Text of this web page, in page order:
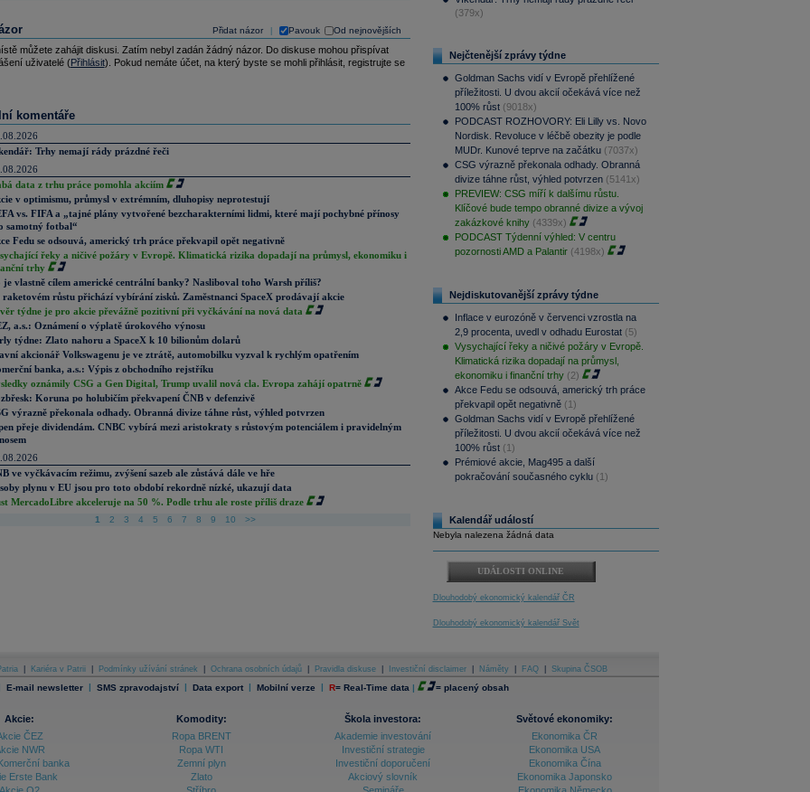
Přidat názor Pavouk Od nejnovějších
můžete zahájit diskusi. Zatím nebyl zadán žádný názor. Do diskuse mohou přispívat
uživatelé (Přihlásit). Pokud nemáte účet, na který byste se mohli přihlásit, registrujte se
komentáře
Trhy nemají rády prázdné řeči
data z trhu práce pomohla akciím
v optimismu, průmysl v extrémním, dluhopisy neprotestují
vs. FIFA a „tajné plány vytvořené bezcharakterními lidmi, které mají pochybné přínosy
samotný fotbal“
Fedu se odsouvá, americký trh práce překvapil opět negativně
řeky a ničivé požáry v Evropě. Klimatická rizika dopadají na průmysl, ekonomiku i
trhy
je vlastně cílem americké centrální banky? Nasliboval toho Warsh příliš?
raketovém růstu přichází vybírání zisků. Zaměstnanci SpaceX prodávají akcie
týdne je pro akcie převážně pozitivní při vyčkávání na nová data
a.s.: Oznámení o výplatě úrokového výnosu
týdne: Zlato nahoru a SpaceX k 10 bilionům dolarů
akcionář Volkswagenu je ve ztrátě, automobilku vyzval k rychlým opatřením
banka, a.s.: Výpis z obchodního rejstříku
oznámily CSG a Gen Digital, Trump uvalil nová cla. Evropa zahájí opatrně
Koruna po holubičím překvapení ČNB v defenzivě
výrazně překonala odhady. Obranná divize táhne růst, výhled potvrzen
přeje dividendám. CNBC vybírá mezi aristokraty s růstovým potenciálem i pravidelným
ve vyčkávacím režimu, zvýšení sazeb ale zůstává dále ve hře
plynu v EU jsou pro toto období rekordně nízké, ukazují data
MercadoLibre akceleruje na 50 %. Podle trhu ale roste příliš draze
1 2 3 4 5 6 7 8 9 10 >>
(379x)
Nejčtenější zprávy týdne
Goldman Sachs vidí v Evropě přehlížené
příležitosti. U dvou akcií očekává více než
100% růst (9018x)
PODCAST ROZHOVORY: Eli Lilly vs. Novo
Nordisk. Revoluce v léčbě obezity je podle
MUDr. Kunové teprve na začátku (7037x)
CSG výrazně překonala odhady. Obranná
divize táhne růst, výhled potvrzen (5141x)
PREVIEW: CSG míří k dalšímu růstu.
Klíčové bude tempo obranné divize a vývoj
zakázkové knihy (4339x)
PODCAST Týdenní výhled: V centru
pozornosti AMD a Palantir (4198x)
Nejdiskutovanější zprávy týdne
Inflace v eurozóně v červenci vzrostla na
2,9 procenta, uvedl v odhadu Eurostat (5)
Vysychající řeky a ničivé požáry v Evropě.
Klimatická rizika dopadají na průmysl,
ekonomiku i finanční trhy (2)
Akce Fedu se odsouvá, americký trh práce
překvapil opět negativně (1)
Goldman Sachs vidí v Evropě přehlížené
příležitosti. U dvou akcií očekává více než
100% růst (1)
Prémiové akcie, Mag495 a další
pokračování současného cyklu (1)
Kalendář událostí
Nebyla nalezena žádná data
UDÁLOSTI ONLINE
Dlouhodobý ekonomický kalendář ČR
Dlouhodobý ekonomický kalendář Svět
Kariéra v Patrii Podmínky užívání stránek Ochrana osobních údajů Pravidla diskuse Investiční disclaimer Náměty FAQ Skupina ČSOB
E-mail newsletter | SMS zpravodajství | Data export | Mobilní verze | R= Real-Time data | = placený obsah
Akcie:
ČEZ
NWR
banka
Erste Bank
Komodity:
Ropa BRENT
Ropa WTI
Zemní plyn
Zlato
Škola investora:
Akademie investování
Investiční strategie
Investiční doporučení
Akciový slovník
Světové ekonomiky:
Ekonomika ČR
Ekonomika USA
Ekonomika Čína
Ekonomika Japonsko